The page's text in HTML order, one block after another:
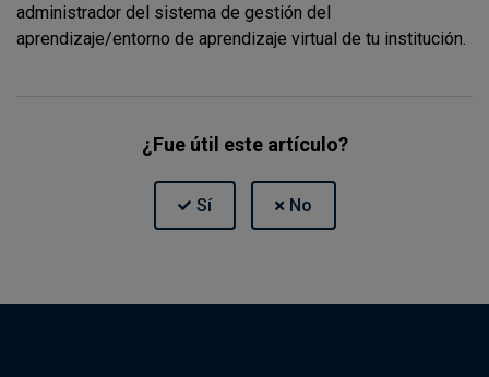
administrador del sistema de gestión del
aprendizaje/entorno de aprendizaje virtual de tu institución.
¿Fue útil este artículo?